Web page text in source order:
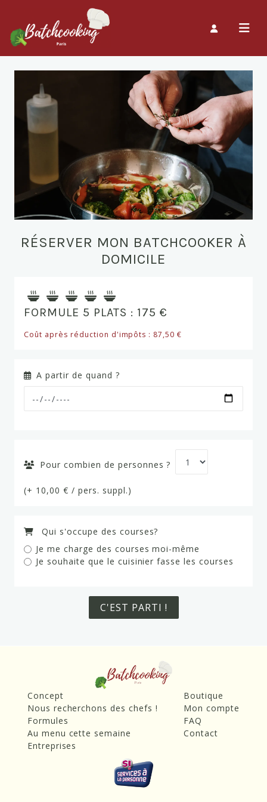
RÉSERVER MON BATCHCOOKER À
DOMICILE
FORMULE 5 PLATS : 175 €
Coût après réduction d'impôts : 87,50 €
A partir de quand ?
Pour combien de personnes ?
(+ 10,00 € / pers. suppl.)
Qui s'occupe des courses?
Je me charge des courses moi-même
Je souhaite que le cuisinier fasse les courses
Concept
Nous recherchons des chefs !
Formules
Au menu cette semaine
Entreprises
Boutique
Mon compte
FAQ
Contact